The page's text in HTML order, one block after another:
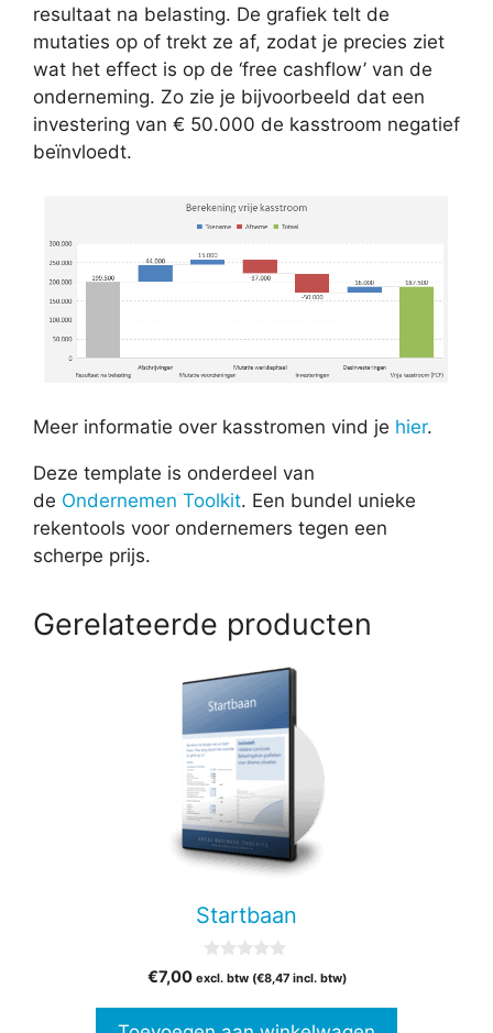
resultaat na belasting. De grafiek telt de
mutaties op of trekt ze af, zodat je precies ziet
wat het effect is op de ‘free cashflow’ van de
onderneming. Zo zie je bijvoorbeeld dat een
investering van € 50.000 de kasstroom negatief
beïnvloedt.
Meer informatie over kasstromen vind je hier.
Deze template is onderdeel van
de Ondernemen Toolkit. Een bundel unieke
rekentools voor ondernemers tegen een
scherpe prijs.
Gerelateerde producten
Startbaan
v
€7,00 excl. btw (€8,47incl. btw)